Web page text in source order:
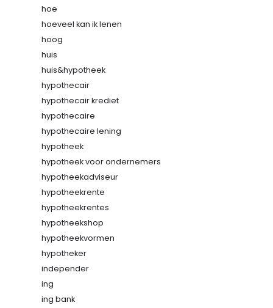
hoe
hoeveel kan ik lenen
hoog
huis
huis&hypotheek
hypothecair
hypothecair krediet
hypothecaire
hypothecaire lening
hypotheek
hypotheek voor ondernemers
hypotheekadviseur
hypotheekrente
hypotheekrentes
hypotheekshop
hypotheekvormen
hypotheker
independer
ing
ing bank